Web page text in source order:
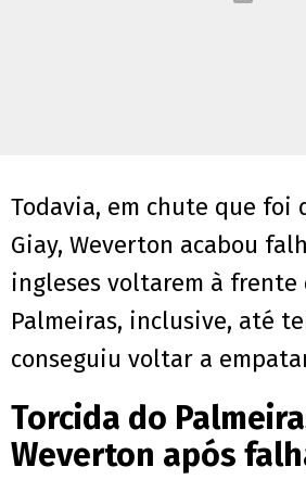
Todavia, em chute que foi
Giay, Weverton acabou
ingleses voltarem à frente
Palmeiras, inclusive, até
conseguiu voltar a
Torcida do
Weverton após